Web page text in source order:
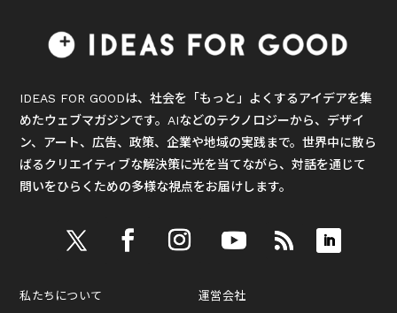
IDEAS FOR GOODは、社会を「もっと」よくするアイデアを集
めたウェブマガジンです。AIなどのテクノロジーから、デザイ
ン、アート、広告、政策、企業や地域の実践まで。世界中に散ら
ばるクリエイティブな解決策に光を当てながら、対話を通じて
問いをひらくための多様な視点をお届けします。
私たちについて 運営会社